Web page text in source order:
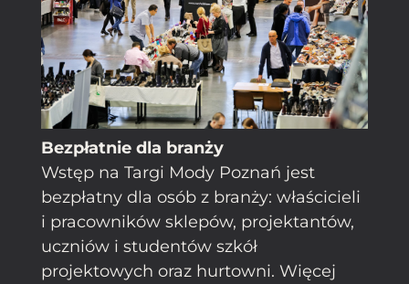
Bezpłatnie dla branży
Wstęp na Targi Mody Poznań jest
bezpłatny dla osób z branży: właścicieli
i pracowników sklepów, projektantów,
uczniów i studentów szkół
projektowych oraz hurtowni. Więcej